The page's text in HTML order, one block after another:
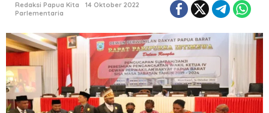
Redaksi Papua Kita
14 Oktober 2022
Parlementaria